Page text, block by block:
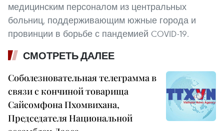
медицинским персоналом из центральных
больниц, поддерживающим южные города и
провинции в борьбе с пандемией COVID-19.
СМОТРЕТЬ ДАЛЕЕ
Соболезновательная телеграмма в
связи с кончиной товарища
Сайсомфона Пхомвихана,
Председателя Национальной